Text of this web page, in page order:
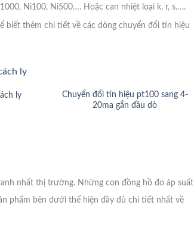
Ni100, Ni500…. Hoặc can nhiệt loại k, r, s…..
biết thêm chi tiết về các dòng chuyển đổi tín hiệu
ly
Chuyển đổi tín hiệu pt100 sang 4-
20ma gắn đầu dò
nhất thị trường. Những con đồng hồ đo áp suất
phẩm bên dưới thể hiện đầy đủ chi tiết nhất về